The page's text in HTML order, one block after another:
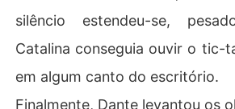
silêncio estendeu-se,
Catalina conseguia ouvir o tic-
em algum canto do escritório.
Finalmente, Dante levantou os